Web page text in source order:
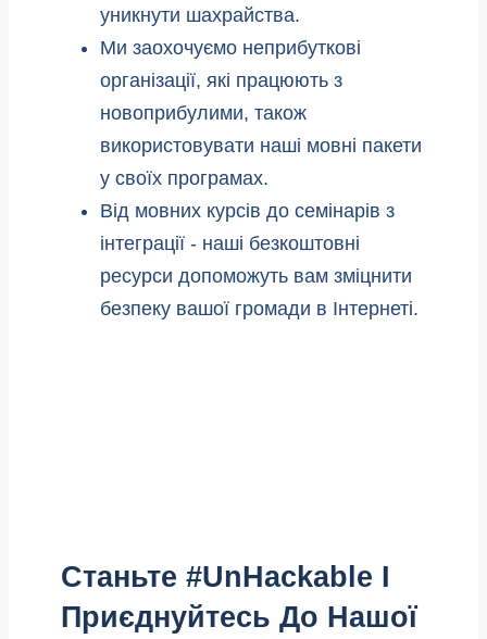
уникнути шахрайства.
Ми заохочуємо неприбуткові
організації, які працюють з
новоприбулими, також
використовувати наші мовні пакети
у своїх програмах.
Від мовних курсів до семінарів з
інтеграції - наші безкоштовні
ресурси допоможуть вам зміцнити
безпеку вашої громади в Інтернеті.
Станьте #UnHackable І
Приєднуйтесь До Нашої